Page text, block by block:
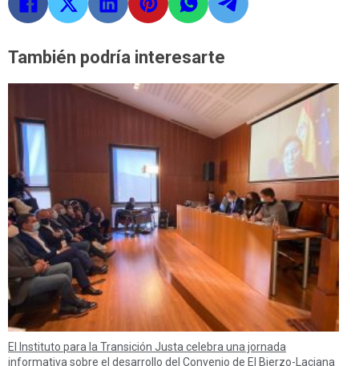
También podría interesarte
El Instituto para la Transición Justa celebra una jornada
informativa sobre el desarrollo del Convenio de El Bierzo-Laciana